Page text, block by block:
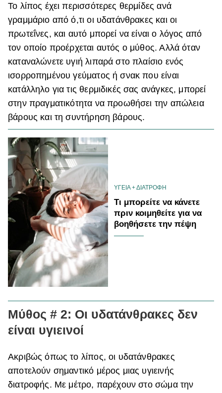
Women's Forum
Hautes Grecians
Γάμος
Market News
Το λίπος έχει περισσότερες θερμίδες ανά
γραμμάριο από ό,τι οι υδατάνθρακες και οι
πρωτεΐνες, και αυτό μπορεί να είναι ο λόγος από
τον οποίο προέρχεται αυτός ο μύθος. Αλλά όταν
καταναλώνετε υγιή λιπαρά στο πλαίσιο ενός
ισορροπημένου γεύματος ή σνακ που είναι
κατάλληλο για τις θερμιδικές σας ανάγκες, μπορεί
στην πραγματικότητα να προωθήσει την απώλεια
βάρους και τη συντήρηση βάρους.
ΥΓΕΙΑ + ΔΙΑΤΡΟΦΗ
Τι μπορείτε να κάνετε
πριν κοιμηθείτε για να
βοηθήσετε την πέψη
Μύθος # 2: Οι υδατάνθρακες δεν
είναι υγιεινοί
Ακριβώς όπως το λίπος, οι υδατάνθρακες
αποτελούν σημαντικό μέρος μιας υγιεινής
διατροφής. Με μέτρο, παρέχουν στο σώμα την